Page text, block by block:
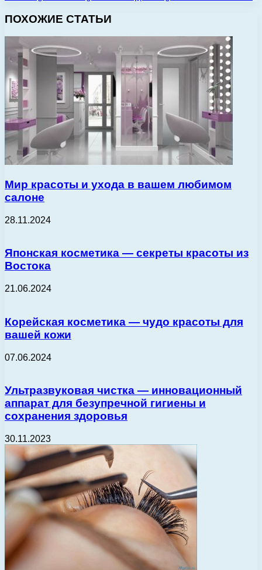
ПОХОЖИЕ СТАТЬИ
Мир красоты и ухода в вашем любимом
салоне
28.11.2024
Японская косметика — секреты красоты из
Востока
21.06.2024
Корейская косметика — чудо красоты для
вашей кожи
07.06.2024
Ультразвуковая чистка — инновационный
аппарат для безупречной гигиены и
сохранения здоровья
30.11.2023